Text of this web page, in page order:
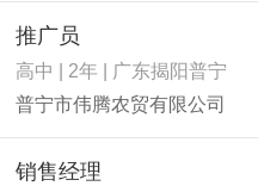
推广员
高中 | 2年 | 广东揭阳普宁
普宁市伟腾农贸有限公司
销售经理